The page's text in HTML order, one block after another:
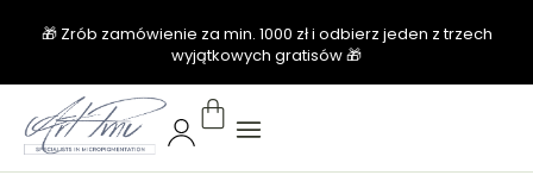
🎁 Zrób zamówienie za min. 1000 zł i odbierz jeden z trzech
wyjątkowych gratisów 🎁